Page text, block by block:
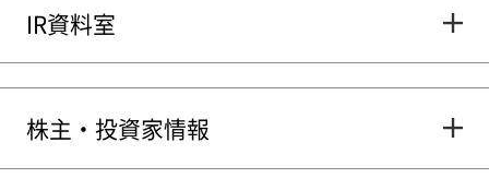
IR資料室
株主・投資家情報